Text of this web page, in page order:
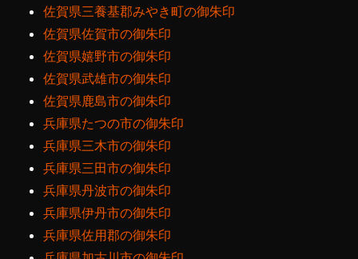
佐賀県三養基郡みやき町の御朱印
佐賀県佐賀市の御朱印
佐賀県嬉野市の御朱印
佐賀県武雄市の御朱印
佐賀県鹿島市の御朱印
兵庫県たつの市の御朱印
兵庫県三木市の御朱印
兵庫県三田市の御朱印
兵庫県丹波市の御朱印
兵庫県伊丹市の御朱印
兵庫県佐用郡の御朱印